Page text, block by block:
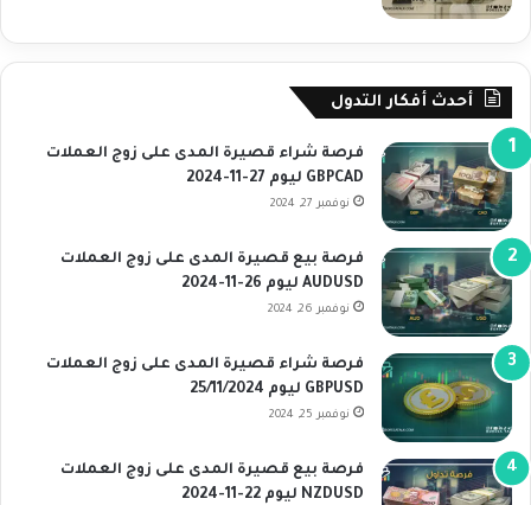
أحدث أفكار التدول
فرصة شراء قصيرة المدى على زوج العملات
GBPCAD ليوم 27-11-2024
نوفمبر 27, 2024
فرصة بيع قصيرة المدى على زوج العملات
AUDUSD ليوم 26-11-2024
نوفمبر 26, 2024
فرصة شراء قصيرة المدى على زوج العملات
GBPUSD ليوم 25/11/2024
نوفمبر 25, 2024
فرصة بيع قصيرة المدى على زوج العملات
NZDUSD ليوم 22-11-2024